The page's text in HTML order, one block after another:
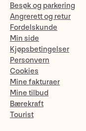
Besøk og parkering
Angrerett og retur
Fordelskunde
Min side
Kjøpsbetingelser
Personvern
Cookies
Mine fakturaer
Mine tilbud
Bærekraft
Tourist